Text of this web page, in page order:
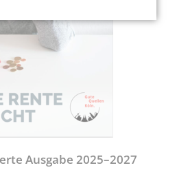
Ausgabe 2025–2027